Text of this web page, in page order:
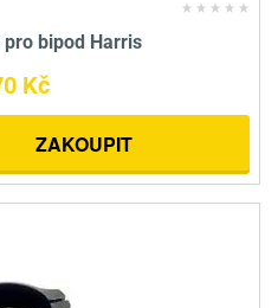
bipod Harris
Kč
ZAKOUPIT